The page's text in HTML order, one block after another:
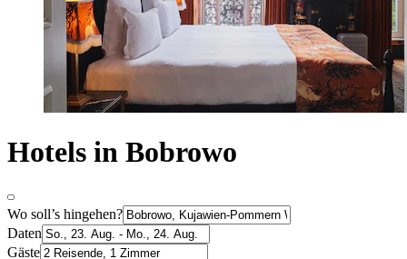
Hotels in Bobrowo
Wo soll’s hingehen?
Daten
Gäste